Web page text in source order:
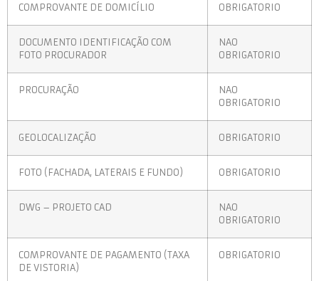
COMPROVANTE DE DOMICÍLIO OBRIGATORIO
DOCUMENTO IDENTIFICAÇÃO COM
FOTO PROCURADOR
NAO
OBRIGATORIO
PROCURAÇÃO
NAO
OBRIGATORIO
GEOLOCALIZAÇÃO OBRIGATORIO
FOTO (FACHADA, LATERAIS E FUNDO) OBRIGATORIO
DWG – PROJETO CAD
NAO
OBRIGATORIO
COMPROVANTE DE PAGAMENTO (TAXA
DE VISTORIA)
OBRIGATORIO